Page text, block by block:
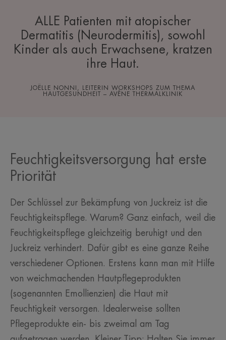
ALLE Patienten mit atopischer
Dermatitis (Neurodermitis), sowohl
Kinder als auch Erwachsene, kratzen
ihre Haut.
JOËLLE NONNI, LEITERIN WORKSHOPS ZUM THEMA
HAUTGESUNDHEIT – AVÈNE THERMALKLINIK
Feuchtigkeitsversorgung hat erste
Priorität
Der Schlüssel zur Bekämpfung von Juckreiz ist die
Feuchtigkeitspflege. Warum? Ganz einfach, weil die
Feuchtigkeitspflege gleichzeitig beruhigt und den
Juckreiz verhindert. Dafür gibt es eine ganze Reihe
verschiedener Optionen. Erstens kann man mit Hilfe
von weichmachenden Hautpflegeprodukten
(sogenannten Emollienzien) die Haut mit
Feuchtigkeit versorgen. Idealerweise sollten
Pflegeprodukte ein- bis zweimal am Tag